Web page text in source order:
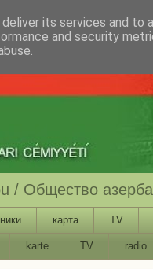
/ Общество
карта TV
karte TV radio
its services and to
and security